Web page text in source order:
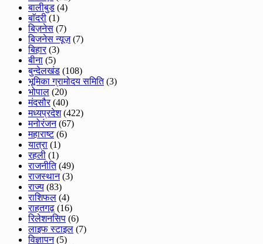
बालीबुड (4)
बाॅदरी (1)
बिज़नेस (7)
बिजनेस न्यूज़(7)
बिहार(3)
बीना (5)
बुन्देलखंड (108)
भूमिका ग्रामोदय समिति(3)
भोपाल (20)
मंदसौर(40)
मध्यप्रदेश(422)
मनोरंजन(67)
महाराष्ट(6)
यात्रा (1)
रहली (1)
राजनीति(49)
राजस्थान(3)
राज्य (83)
राशिफल (4)
राहतगढ़ (16)
रिलेशनसिप (6)
लाइफ स्टाइल (7)
विज्ञापन(5)